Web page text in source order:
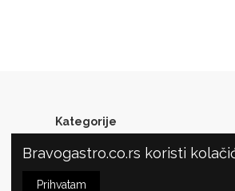
Kategorije
Ugostiteljska oprema
Oprema za picerije
Bravogastro.co.rs koristi
Prihvatam